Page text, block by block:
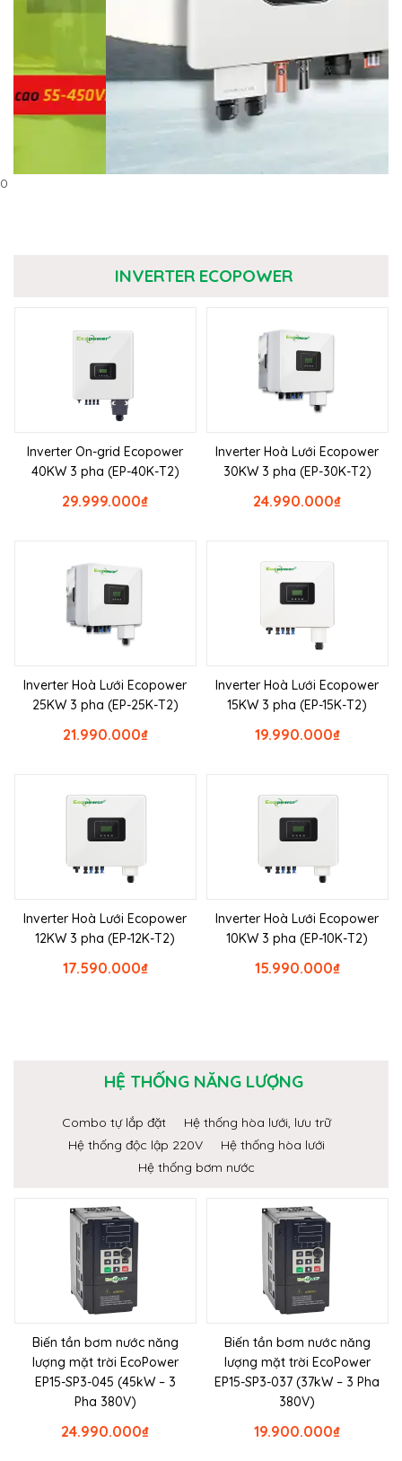
0
INVERTER ECOPOWER
Inverter On-grid Ecopower
40KW 3 pha (EP-40K-T2)
₫
29.999.000
Inverter Hoà Lưới Ecopower
30KW 3 pha (EP-30K-T2)
₫
24.990.000
Inverter Hoà Lưới Ecopower
25KW 3 pha (EP-25K-T2)
₫
21.990.000
Inverter Hoà Lưới Ecopower
15KW 3 pha (EP-15K-T2)
₫
19.990.000
Inverter Hoà Lưới Ecopower
12KW 3 pha (EP-12K-T2)
₫
17.590.000
Inverter Hoà Lưới Ecopower
10KW 3 pha (EP-10K-T2)
₫
15.990.000
HỆ THỐNG NĂNG LƯỢNG
Combo tự lắp đặt
Hệ thống hòa lưới, lưu trữ
Hệ thống độc lập 220V
Hệ thống hòa lưới
Hệ thống bơm nước
Biến tần bơm nước năng
lượng mặt trời EcoPower
EP15-SP3-045 (45kW – 3
Pha 380V)
₫
24.990.000
Biến tần bơm nước năng
lượng mặt trời EcoPower
EP15-SP3-037 (37kW – 3 Pha
380V)
₫
19.900.000